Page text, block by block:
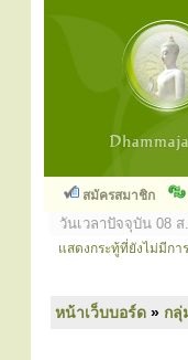
สมัครสมาชิก
วันเวลาปัจจุบัน 08
แสดงกระทู้ที่ยังไม่มีกา
หน้าเว็บบอร์ด » กลุ่